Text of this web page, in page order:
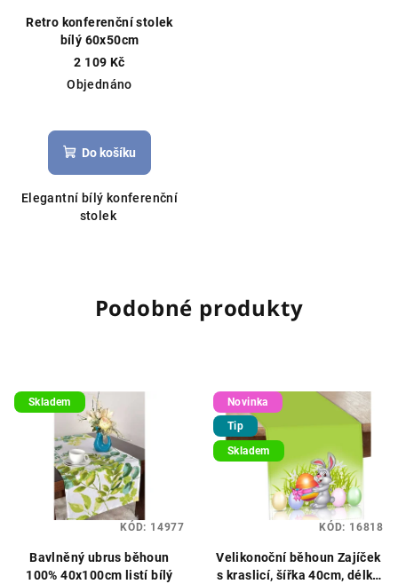
Retro konferenční stolek
bílý 60x50cm
2 109 Kč
Objednáno
Do košíku
Elegantní bílý konferenční
stolek
Podobné produkty
Skladem
Bavlněný ubrus běhoun
100% 40x100cm listí bílý
KÓD: 14977
Novinka
Tip
Skladem
Velikonoční běhoun Zajíček
s kraslicí, šířka 40cm, délka
KÓD: 16818